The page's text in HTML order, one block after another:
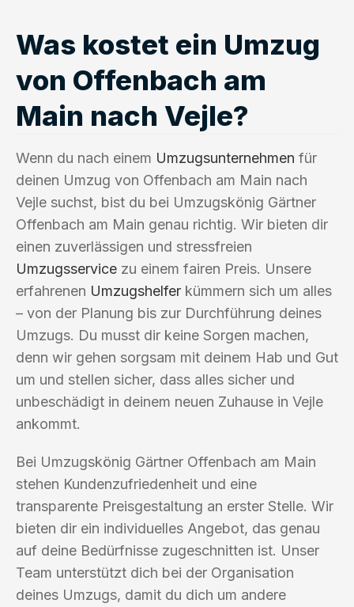
Was kostet ein Umzug
von Offenbach am
Main nach Vejle?
Wenn du nach einem Umzugsunternehmen für
deinen Umzug von Offenbach am Main nach
Vejle suchst, bist du bei Umzugskönig Gärtner
Offenbach am Main genau richtig. Wir bieten dir
einen zuverlässigen und stressfreien
Umzugsservice zu einem fairen Preis. Unsere
erfahrenen Umzugshelfer kümmern sich um alles
– von der Planung bis zur Durchführung deines
Umzugs. Du musst dir keine Sorgen machen,
denn wir gehen sorgsam mit deinem Hab und Gut
um und stellen sicher, dass alles sicher und
unbeschädigt in deinem neuen Zuhause in Vejle
ankommt.
Bei Umzugskönig Gärtner Offenbach am Main
stehen Kundenzufriedenheit und eine
transparente Preisgestaltung an erster Stelle. Wir
bieten dir ein individuelles Angebot, das genau
auf deine Bedürfnisse zugeschnitten ist. Unser
Team unterstützt dich bei der Organisation
deines Umzugs, damit du dich um andere